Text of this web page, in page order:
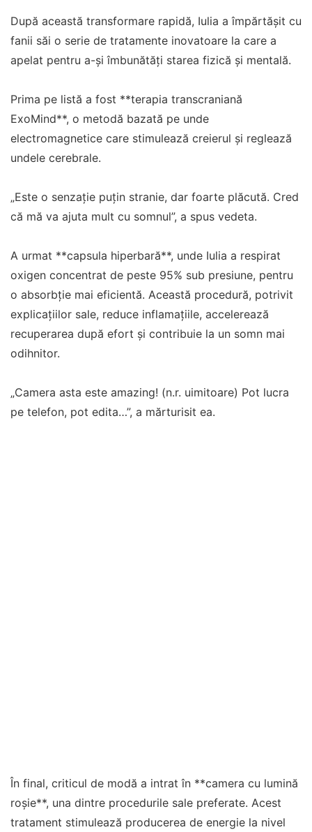
După această transformare rapidă, Iulia a împărtășit cu
fanii săi o serie de tratamente inovatoare la care a
apelat pentru a-și îmbunătăți starea fizică și mentală.
Prima pe listă a fost **terapia transcraniană
ExoMind**, o metodă bazată pe unde
electromagnetice care stimulează creierul și reglează
undele cerebrale.
„Este o senzație puțin stranie, dar foarte plăcută. Cred
că mă va ajuta mult cu somnul”, a spus vedeta.
A urmat **capsula hiperbară**, unde Iulia a respirat
oxigen concentrat de peste 95% sub presiune, pentru
o absorbție mai eficientă. Această procedură, potrivit
explicațiilor sale, reduce inflamațiile, accelerează
recuperarea după efort și contribuie la un somn mai
odihnitor.
„Camera asta este amazing! (n.r. uimitoare) Pot lucra
pe telefon, pot edita…”, a mărturisit ea.
În final, criticul de modă a intrat în **camera cu lumină
roșie**, una dintre procedurile sale preferate. Acest
tratament stimulează producerea de energie la nivel